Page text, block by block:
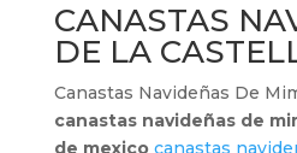
CANASTAS
DE LA
Canastas Navideñas De
canastas navideñas de
de mexico canastas